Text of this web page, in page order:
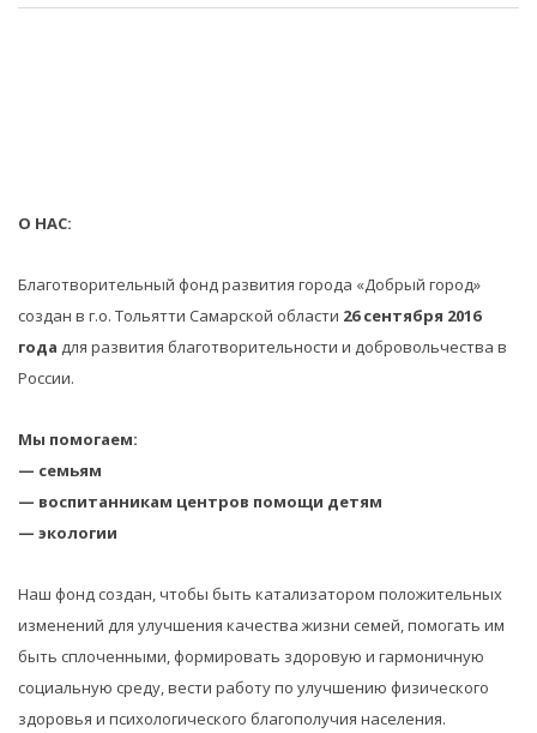
О НАС:
Благотворительный фонд развития города «Добрый город»
создан в г.о. Тольятти Самарской области 26 сентября 2016
года для развития благотворительности и добровольчества в
России.
Мы помогаем:
— семьям
— воспитанникам центров помощи детям
— экологии
Наш фонд создан, чтобы быть катализатором положительных
изменений для улучшения качества жизни семей, помогать им
быть сплоченными, формировать здоровую и гармоничную
социальную среду, вести работу по улучшению физического
здоровья и психологического благополучия населения.